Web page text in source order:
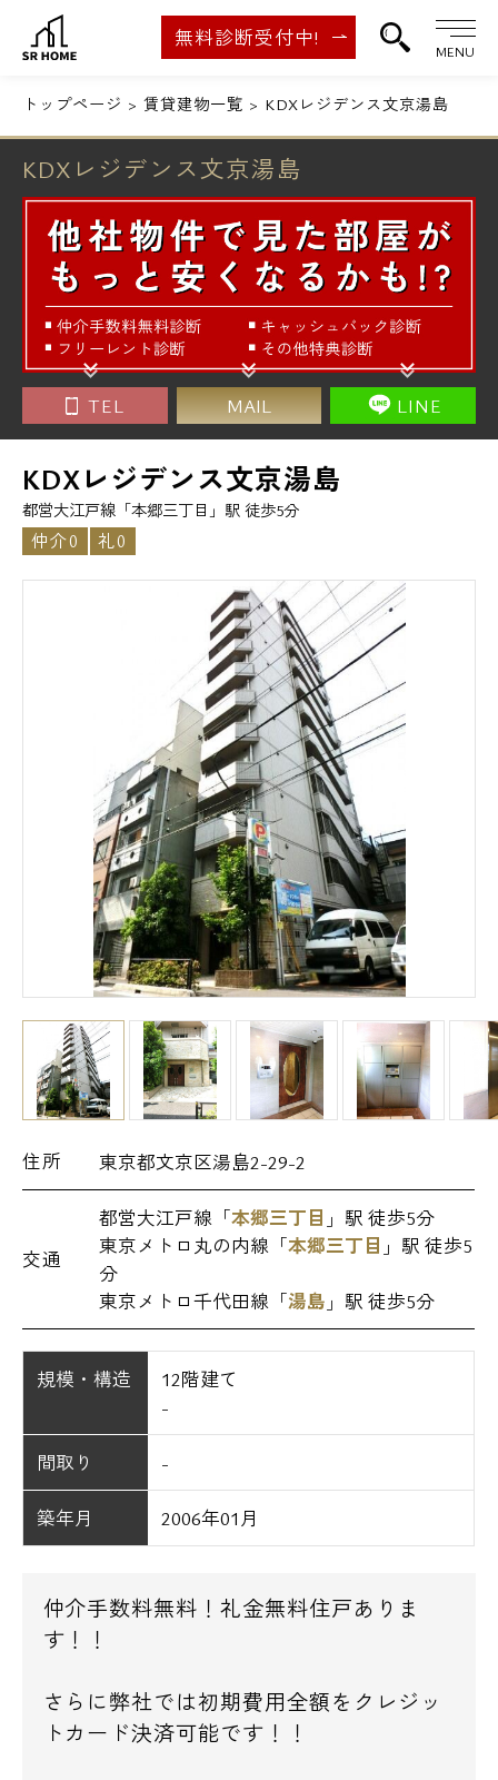
無料診断受付中!
MENU
トップページ 賃貸建物一覧 KDXレジデンス文京湯島
KDXレジデンス文京湯島
TEL MAIL LINE
KDXレジデンス文京湯島
都営大江戸線「本郷三丁目」駅 徒歩5分
仲介0 礼0
住所 東京都文京区湯島2-29-2
交通
都営大江戸線「本郷三丁目 」駅 徒歩5分
東京メトロ丸の内線「本郷三丁目 」駅 徒歩5
分
東京メトロ千代田線「湯島 」駅 徒歩5分
規模・構造
12階建て
-
間取り -
築年月 2006年01月
仲介手数料無料！礼金無料住戸ありま
す！！
さらに弊社では初期費用全額をクレジッ
トカード決済可能です！！